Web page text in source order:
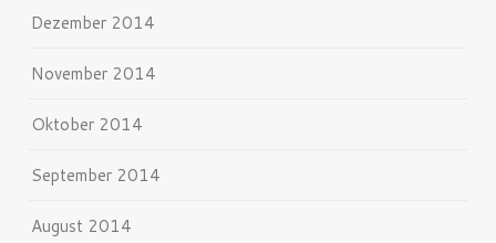
Dezember 2014
November 2014
Oktober 2014
September 2014
August 2014